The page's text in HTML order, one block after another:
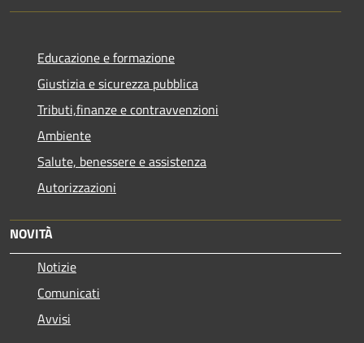
Educazione e formazione
Giustizia e sicurezza pubblica
Tributi,finanze e contravvenzioni
Ambiente
Salute, benessere e assistenza
Autorizzazioni
NOVITÀ
Notizie
Comunicati
Avvisi